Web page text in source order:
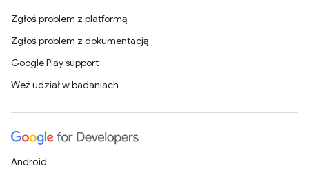
Zgłoś problem z platformą
Zgłoś problem z dokumentacją
Google Play support
Weź udział w badaniach
Android